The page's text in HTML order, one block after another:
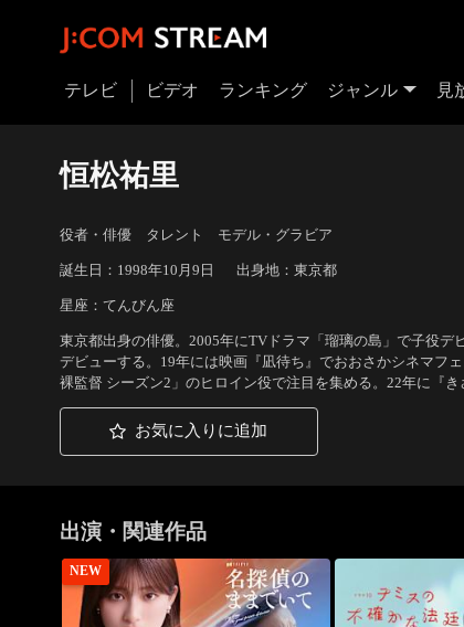
テレビ ビデオ ランキング ジャンル 見
恒松祐里
役者・俳優 タレント モデル・グラビア
誕生日：1998年10月9日 出身地：東京都
星座：てんびん座
東京都出身の俳優。2005年にTVドラマ「瑠璃の島」で子役
デビューする。19年には映画『凪待ち』でおおさかシネマフ
裸監督 シーズン2」のヒロイン役で注目を集める。22年に『き
お気に入りに追加
出演・関連作品
NEW